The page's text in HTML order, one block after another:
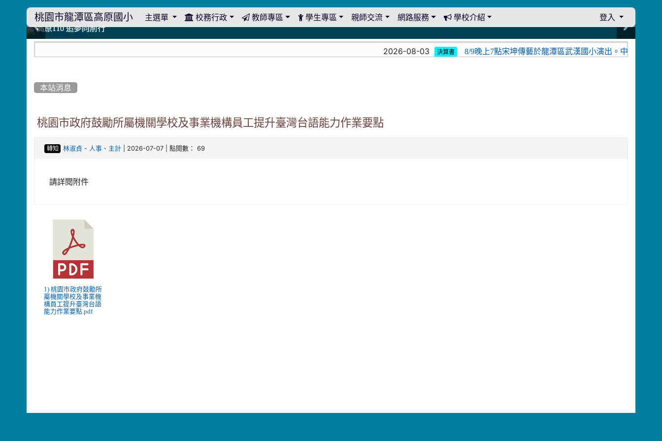
桃園市龍潭區高原國小 主選單 校務行政 教師專區 學生專區 親師交流 網路服務 學校介紹
登入
114學年度模範生
114學年度模範生
高原110 追夢向前行
高原110 追夢向前行
橄欖樹群
橄欖樹群
:::
2026-08-03 決算書 8/9晚上7點宋坤傳藝於龍潭區武漢國小演出。中壢光影館8
本站消息
桃園市政府鼓勵所屬機關學校及事業機構員工提升臺灣台語能力作業要點
轉知 林淑貞 - 人事、主計 | 2026-07-07 | 點閱數： 69
請詳閱附件
1) 桃園市政府鼓勵所
屬機關學校及事業機
構員工提升臺灣台語
能力作業要點.pdf